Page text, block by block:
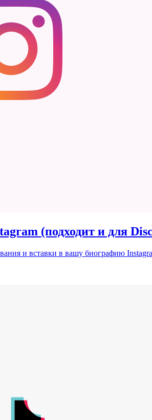
(подходит и для
и вставки в вашу биографию